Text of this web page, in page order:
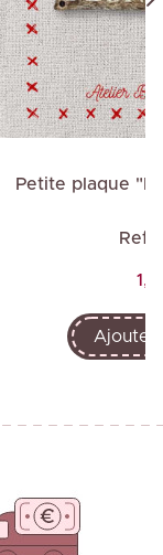
Petite plaque
Ref :
Ajouter